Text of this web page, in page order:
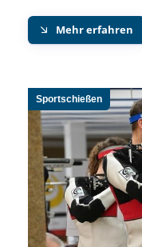
Mehr erfahren
Sportschießen